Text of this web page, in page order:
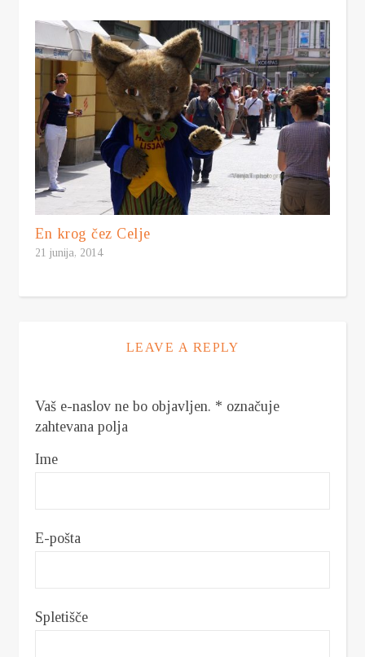
En krog čez Celje
21 junija, 2014
LEAVE A REPLY
Vaš e-naslov ne bo objavljen. * označuje
zahtevana polja
Ime
E-pošta
Spletišče